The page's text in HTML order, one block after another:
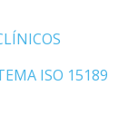
ISO 15189